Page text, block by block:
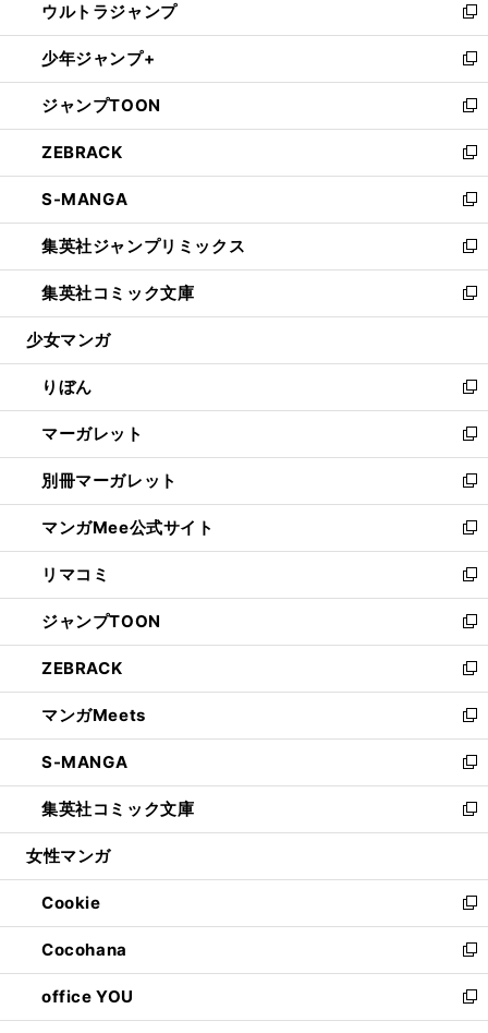
く
で
開
く
ド
ウ
で
開
く
ィ
ン
ド
ウ
で
開
く
い
ウ
ィ
ン
ド
ウ
で
開
く
ウルトラジャンプ
新
し
い
ウ
ィ
ン
ド
ウ
で
開
く
少年ジャンプ+
新
し
い
ウ
ィ
ン
ド
ウ
で
開
く
ジャンプTOON
新
し
い
ウ
ィ
ン
ド
ウ
で
開
ZEBRACK
新
し
い
ウ
ィ
ン
ド
ウ
開
く
S-MANGA
新
し
い
ウ
ィ
ン
ウ
で
開
く
集英社ジャンプリミックス
新
し
い
ウ
ン
ド
ウ
で
開
く
集英社コミック文庫
新
し
ウ
ィ
ン
ド
ウ
で
開
く
少女マンガ
りぼん
新
し
い
ウ
ィ
ン
ド
ウ
で
開
く
マーガレット
新
し
い
ウ
ィ
ン
ド
ウ
で
開
く
別冊マーガレット
新
し
い
ウ
ィ
ン
ド
ウ
で
開
く
マンガMee公式サイト
新
し
い
ウ
ィ
ン
ド
ウ
で
開
く
リマコミ
新
し
い
ウ
ィ
ン
ド
ウ
で
開
く
ジャンプTOON
新
し
い
ウ
ィ
ン
ド
ウ
で
開
ZEBRACK
新
し
い
ウ
ィ
ン
ド
ウ
開
く
マンガMeets
新
し
い
ウ
ィ
ン
ウ
で
開
く
S-MANGA
新
し
い
ウ
ン
ド
ウ
で
開
く
集英社コミック文庫
新
し
ウ
ィ
ン
ド
ウ
で
開
女性マンガ
Cookie
新
し
い
ウ
ィ
ン
Cocohana
新
し
い
ウ
office YOU
新
し